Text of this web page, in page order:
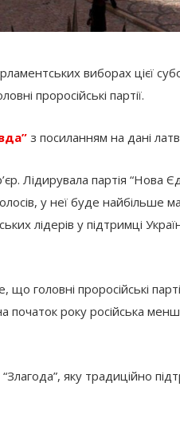
виборах цієї
проросійські партії.
з посиланням на дані
Лідирувала партія “Нова
у неї буде найбільше
лідерів у підтримці
головні проросійські
року російська
яку традиційно